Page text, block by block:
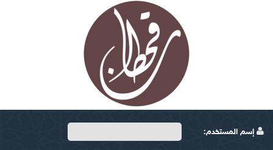
إسم المستخدم: